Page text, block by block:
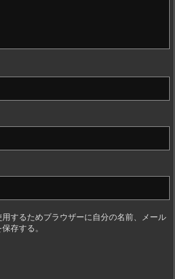
するためブラウザーに自分の名前、メール
存する。